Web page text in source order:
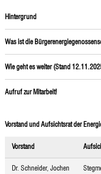
Hintergrund
Was ist die
Wie geht es weiter (Stand
Aufruf zur Mitarbeit!
Vorstand und Aufsichtsrat der
Vorstand
Dr. Schneider, Jochen